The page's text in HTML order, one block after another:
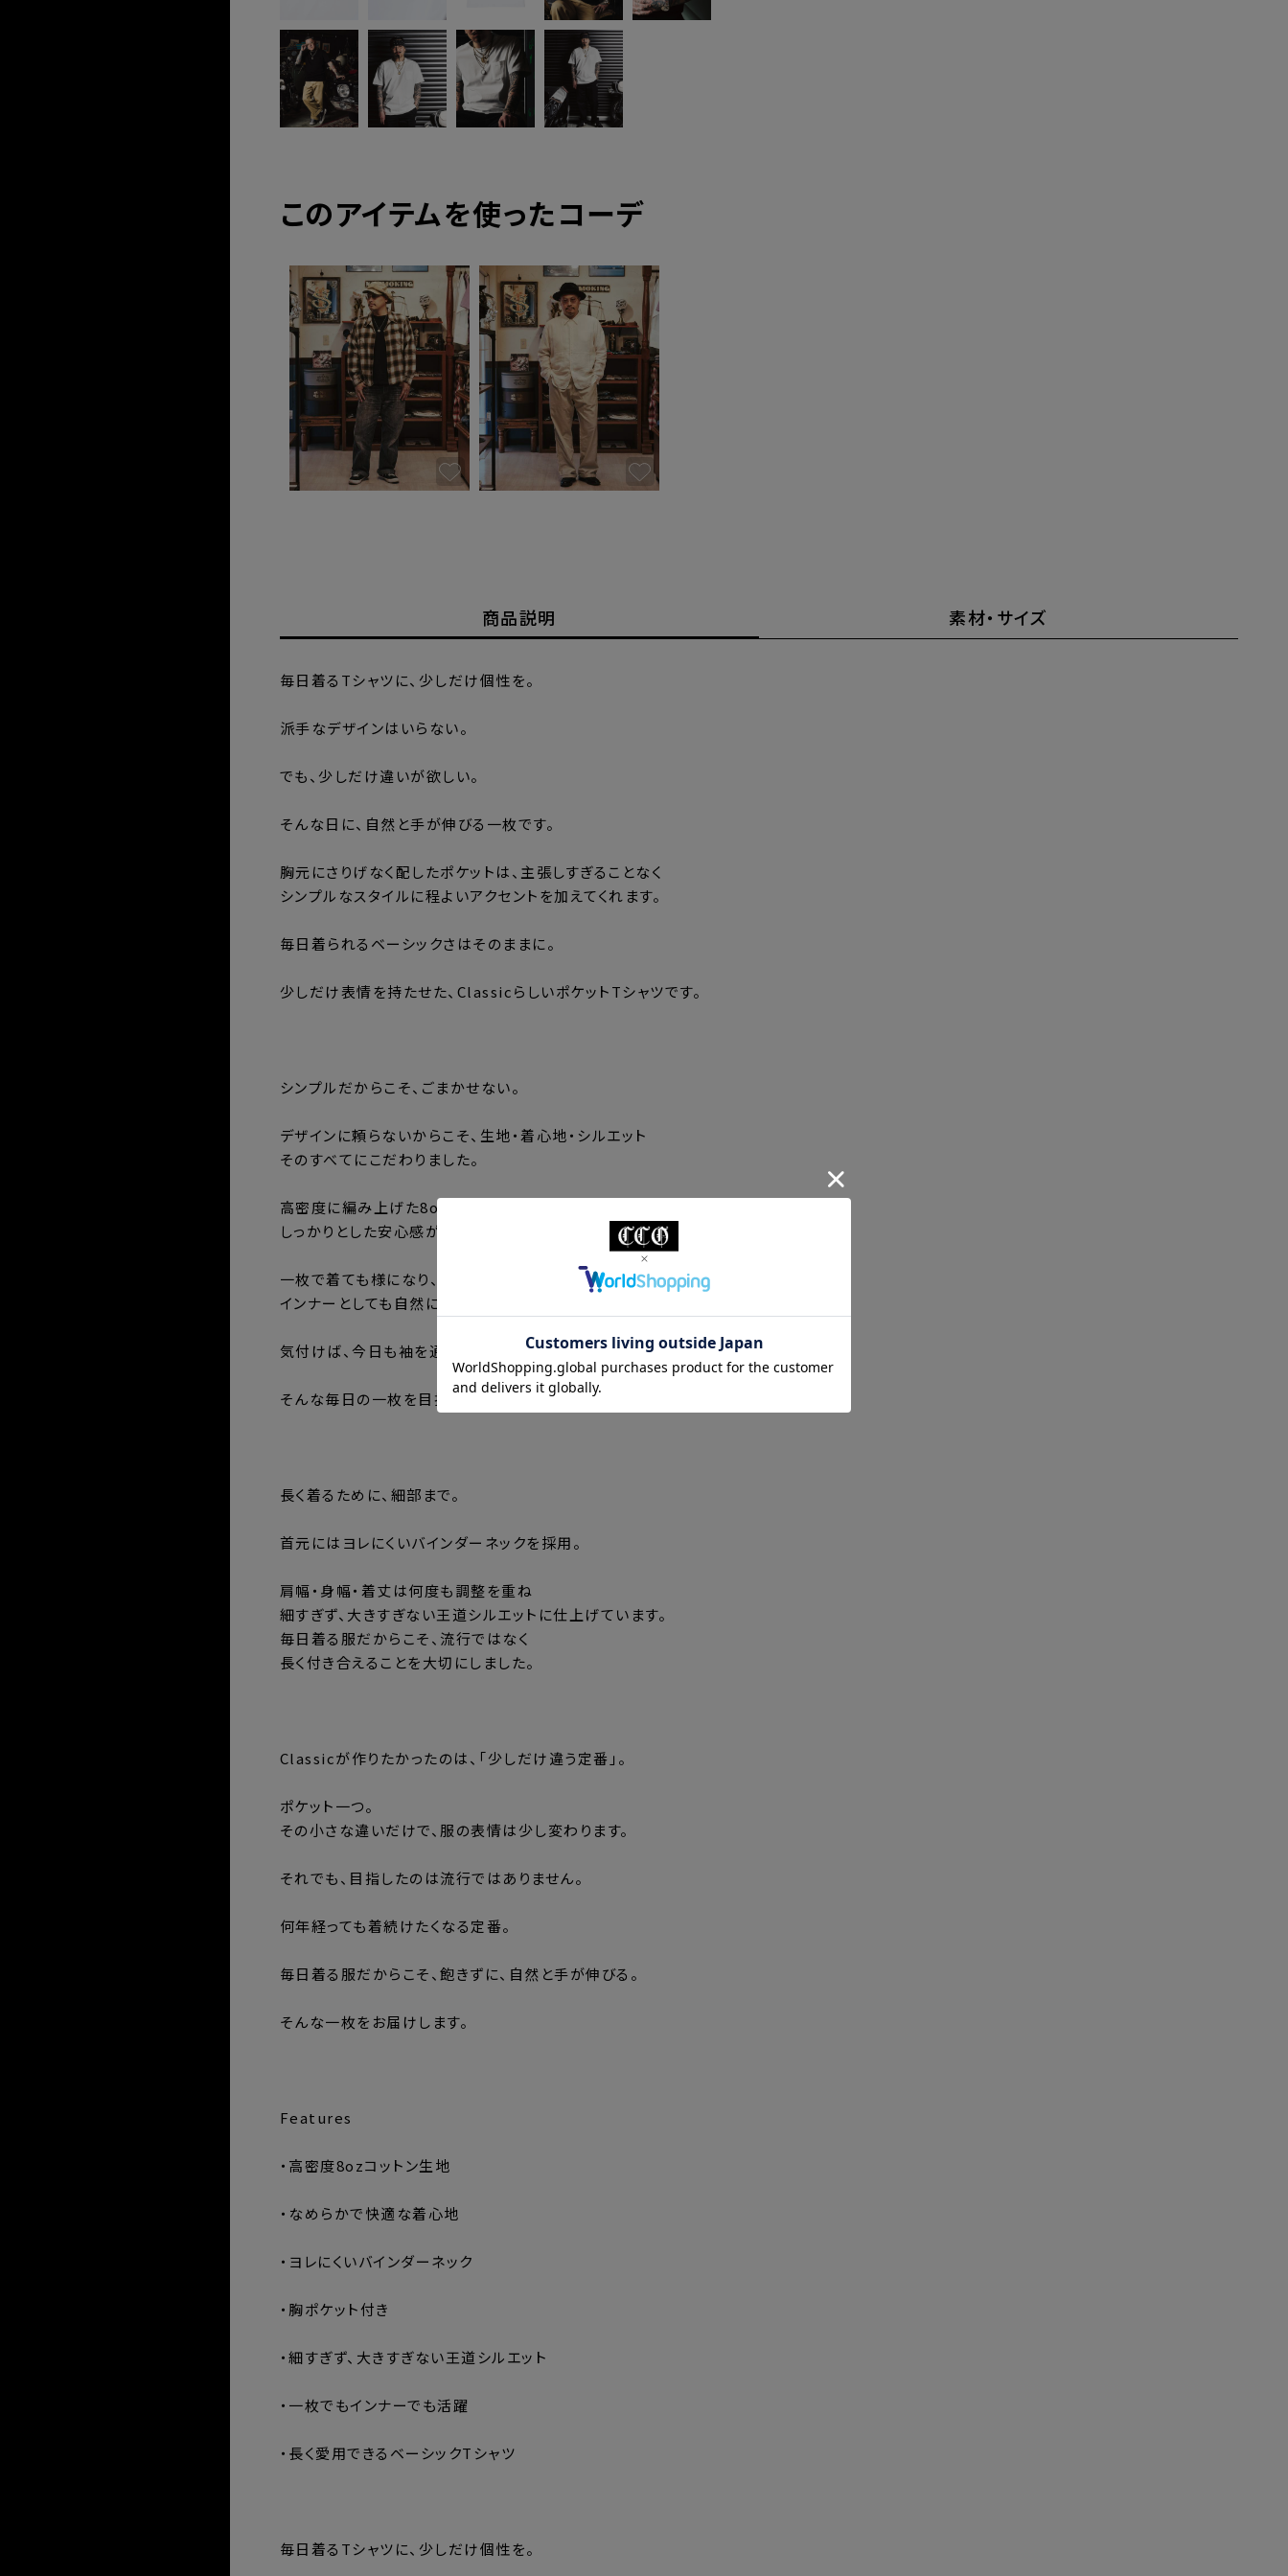
このアイテムを使ったコーデ
商品説明 素材・サイズ
毎日着るTシャツに、少しだけ個性を。
派手なデザインはいらない。
でも、少しだけ違いが欲しい。
そんな日に、自然と手が伸びる一枚です。
胸元にさりげなく配したポケットは、主張しすぎることなく
シンプルなスタイルに程よいアクセントを加えてくれます。
毎日着られるベーシックさはそのままに。
少しだけ表情を持たせた、ClassicらしいポケットTシャツです。
シンプルだからこそ、ごまかせない。
デザインに頼らないからこそ、生地・着心地・シルエット
そのすべてにこだわりました。
高密度に編み上げた8ozコットンは
しっかりとした安心感がありながら、なめらかな肌触り。
一枚で着ても様になり、シャツやジャケットの
インナーとしても自然に馴染みます。
気付けば、今日も袖を通している。
そんな毎日の一枚を目指しました。
長く着るために、細部まで。
首元にはヨレにくいバインダーネックを採用。
肩幅・身幅・着丈は何度も調整を重ね
細すぎず、大きすぎない王道シルエットに仕上げています。
毎日着る服だからこそ、流行ではなく
長く付き合えることを大切にしました。
Classicが作りたかったのは、「少しだけ違う定番」。
ポケット一つ。
その小さな違いだけで、服の表情は少し変わります。
それでも、目指したのは流行ではありません。
何年経っても着続けたくなる定番。
毎日着る服だからこそ、飽きずに、自然と手が伸びる。
そんな一枚をお届けします。
Features
・高密度8ozコットン生地
・なめらかで快適な着心地
・ヨレにくいバインダーネック
・胸ポケット付き
・細すぎず、大きすぎない王道シルエット
・一枚でもインナーでも活躍
・長く愛用できるベーシックTシャツ
毎日着るTシャツに、少しだけ個性を。